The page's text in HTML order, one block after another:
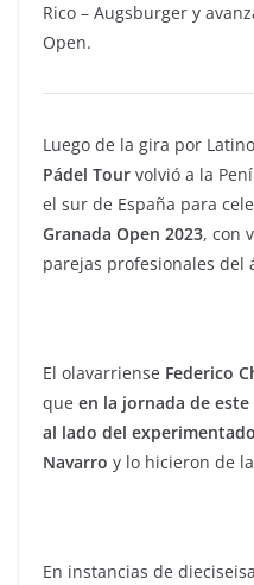
Rico – Augsburger y
Open.
Luego de la gira por
Pádel Tour volvió a la
el sur de España para
Granada Open 2023, con
parejas profesionales del
El olavarriense Federico
que en la jornada de
al lado del
Navarro y lo hicieron de
En instancias de